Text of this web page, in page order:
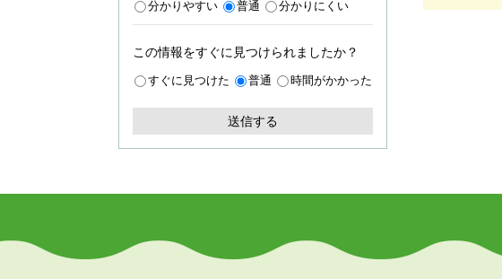
分かりやすい 普通 分かりにくい
この情報をすぐに見つけられましたか？
すぐに見つけた 普通 時間がかかった